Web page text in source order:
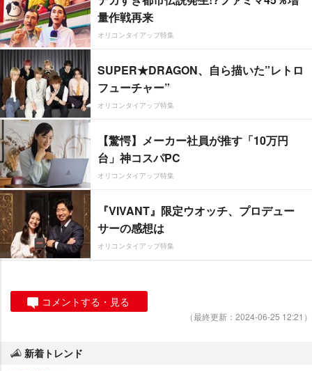
量作戦再来
オリコンタイアップ特集
SUPER★DRAGON、自ら描いた”レトロ
フューチャー”
オリコンタイアップ特集
【驚愕】メーカー社員が推す「10万円
台」神コスパPC
オリコンタイアップ特集
『VIVANT』限定ウオッチ、プロデュー
サーの感想は
オリコンタイアップ特集
コメントする・見る
（最終更新：2024-06-25 12:21）
新着トレンド